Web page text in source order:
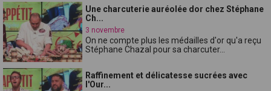
Une charcuterie auréolée dor chez Stéphane
Ch...
3 novembre
On ne compte plus les médailles d'or qu'a reçu
Stéphane Chazal pour sa charcuter...
Raffinement et délicatesse sucrées avec
l'Our...